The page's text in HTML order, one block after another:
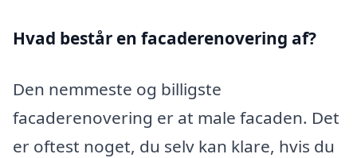
Hvad består en facaderenovering af?
Den nemmeste og billigste
facaderenovering er at male facaden. Det
er oftest noget, du selv kan klare, hvis du